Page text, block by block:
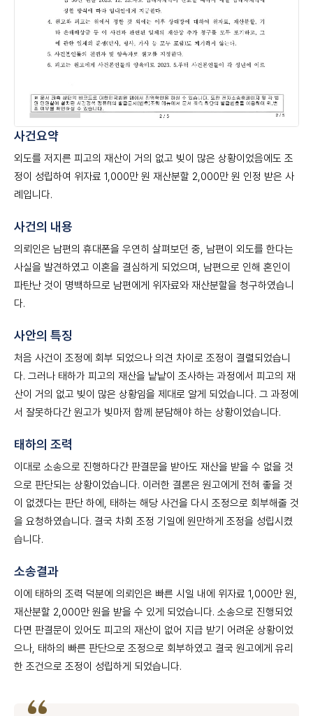
사건요약
외도를 저지른 피고의 재산이 거의 없고 빚이 많은 상황이었음에도 조
정이 성립하여 위자료 1,000만 원 재산분할 2,000만 원 인정 받은 사
례입니다.
사건의 내용
의뢰인은 남편의 휴대폰을 우연히 살펴보던 중, 남편이 외도를 한다는
사실을 발견하였고 이혼을 결심하게 되었으며, 남편으로 인해 혼인이
파탄난 것이 명백하므로 남편에게 위자료와 재산분할을 청구하였습니
다.
사안의 특징
처음 사건이 조정에 회부 되었으나 의견 차이로 조정이 결렬되었습니
다. 그러나 태하가 피고의 재산을 낱낱이 조사하는 과정에서 피고의 재
산이 거의 없고 빚이 많은 상황임을 제대로 알게 되었습니다. 그 과정에
서 잘못하다간 원고가 빚마저 함께 분담해야 하는 상황이었습니다.
태하의 조력
이대로 소송으로 진행하다간 판결문을 받아도 재산을 받을 수 없을 것
으로 판단되는 상황이었습니다. 이러한 결론은 원고에게 전혀 좋을 것
이 없겠다는 판단 하에, 태하는 해당 사건을 다시 조정으로 회부해줄 것
을 요청하였습니다. 결국 차회 조정 기일에 원만하게 조정을 성립시켰
습니다.
소송결과
이에 태하의 조력 덕분에 의뢰인은 빠른 시일 내에 위자료 1,000만 원,
재산분할 2,000만 원을 받을 수 있게 되었습니다. 소송으로 진행되었
다면 판결문이 있어도 피고의 재산이 없어 지급 받기 어려운 상황이었
으나, 태하의 빠른 판단으로 조정으로 회부하였고 결국 원고에게 유리
한 조건으로 조정이 성립하게 되었습니다.